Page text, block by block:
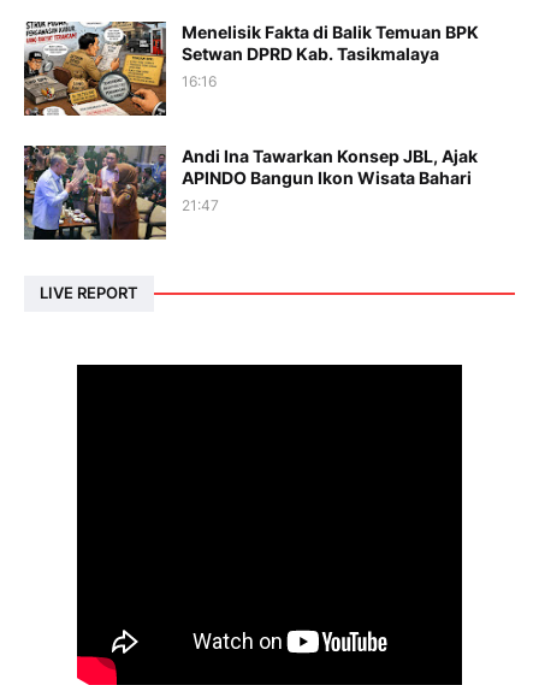
Menelisik Fakta di Balik Temuan BPK
Setwan DPRD Kab. Tasikmalaya
16:16
Andi Ina Tawarkan Konsep JBL, Ajak
APINDO Bangun Ikon Wisata Bahari
21:47
LIVE REPORT